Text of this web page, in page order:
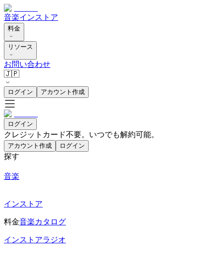
音楽インストア
料金
リソース
お問い合わせ
🇯🇵
ログイン アカウント作成
ログイン
クレジットカード不要。いつでも解約可能。
アカウント作成 ログイン
探す
音楽
インストア
料金音楽カタログ
インストアラジオ